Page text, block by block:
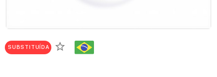
SUBSTITUÍDA star_border